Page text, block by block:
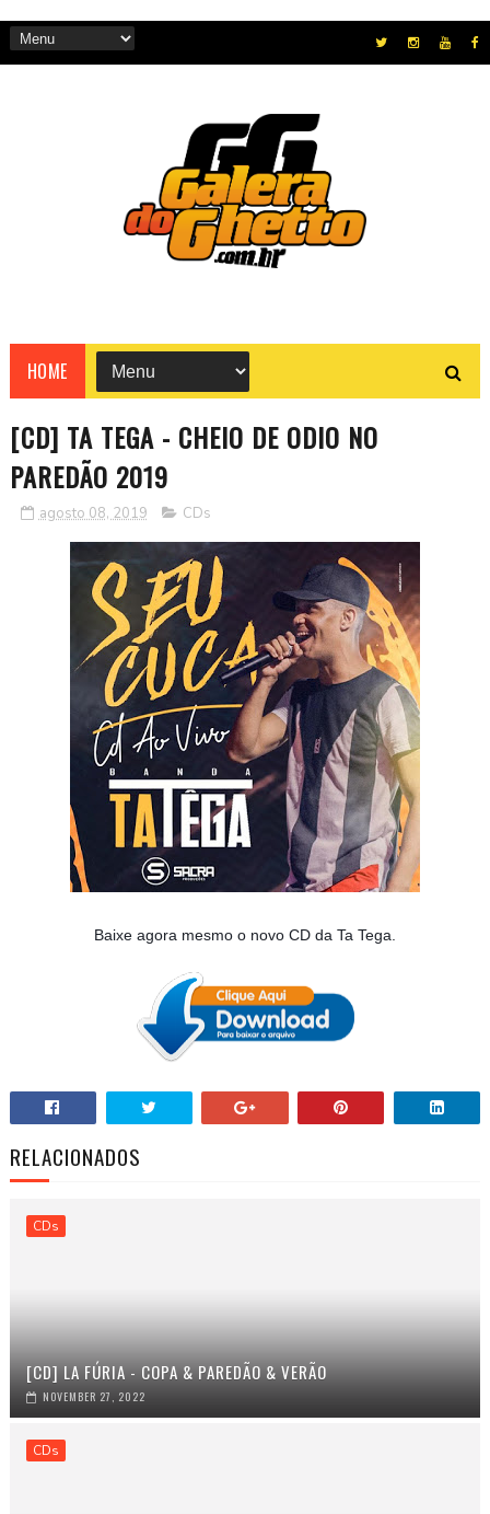
HOME
[CD] TA TEGA - CHEIO DE ODIO NO
PAREDÃO 2019
agosto 08, 2019 CDs
Baixe agora mesmo o novo CD da Ta Tega.
RELACIONADOS
CDs
[CD] LA FÚRIA - COPA & PAREDÃO & VERÃO
NOVEMBER 27, 2022
CDs